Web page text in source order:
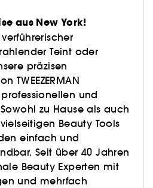
aus New York!
Teint oder
präzisen
TWEEZERMAN
und
zu Hause als auch
Beauty Tools
einfach und
Seit über 40 Jahren
Beauty Experten mit
und mehrfach